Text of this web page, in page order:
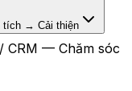
tích → Cải thiện
CRM — Chăm sóc